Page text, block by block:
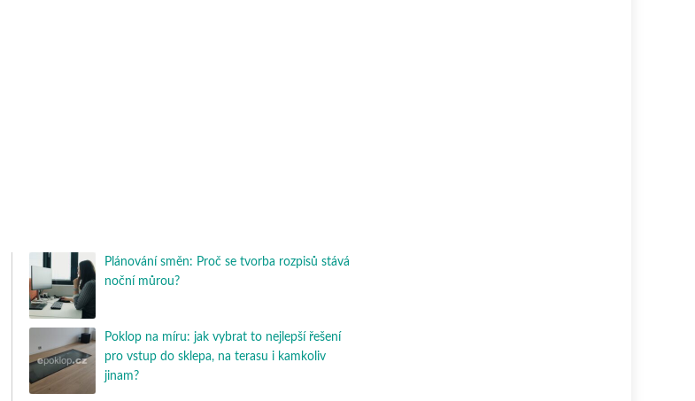
Plánování směn: Proč se tvorba rozpisů stává
noční můrou?
Poklop na míru: jak vybrat to nejlepší řešení
pro vstup do sklepa, na terasu i kamkoliv
jinam?